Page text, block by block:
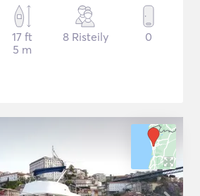
17 ft
5 m
8 Risteily 0